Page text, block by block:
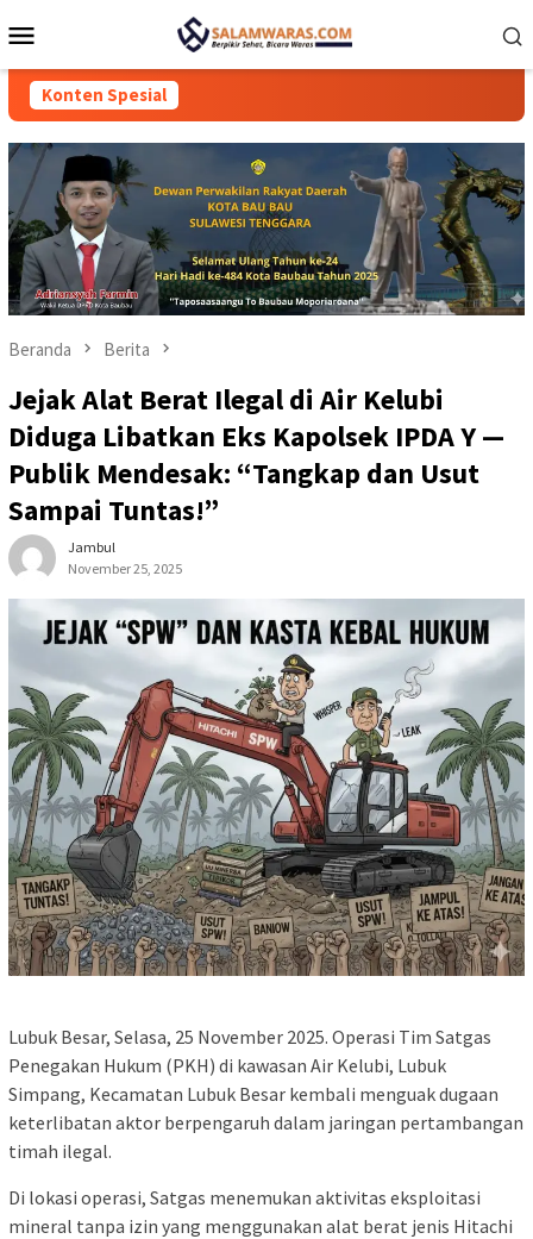
ke
Mobile
Konten Spesial
Beranda Berita
Jejak Alat Berat Ilegal di Air Kelubi
Diduga Libatkan Eks Kapolsek IPDA Y —
Publik Mendesak: “Tangkap dan Usut
Sampai Tuntas!”
Jambul
November 25, 2025
Lubuk Besar, Selasa, 25 November 2025. Operasi Tim Satgas
Penegakan Hukum (PKH) di kawasan Air Kelubi, Lubuk
Simpang, Kecamatan Lubuk Besar kembali menguak dugaan
keterlibatan aktor berpengaruh dalam jaringan pertambangan
timah ilegal.
Di lokasi operasi, Satgas menemukan aktivitas eksploitasi
mineral tanpa izin yang menggunakan alat berat jenis Hitachi